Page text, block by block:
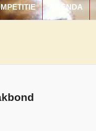
AGENDA